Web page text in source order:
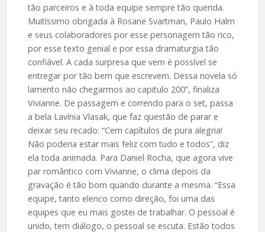
tão parceiros e à toda equipe sempre tão querida.
Muitíssimo obrigada à Rosane Svartman, Paulo Halm
e seus colaboradores por esse personagem tão rico,
por esse texto genial e por essa dramaturgia tão
confiável. A cada surpresa que vem é possível se
entregar por tão bem que escrevem. Dessa novela só
lamento não chegarmos ao capitulo 200”, finaliza
Vivianne. De passagem e correndo para o set, passa
a bela Lavínia Vlasak, que faz questão de parar e
deixar seu recado: “Cem capítulos de pura alegria!
Não poderia estar mais feliz com tudo e todos”, diz
ela toda animada. Para Daniel Rocha, que agora vive
par romântico com Vivianne, o clima depois da
gravação é tão bom quando durante a mesma. “Essa
equipe, tanto elenco como direção, foi uma das
equipes que eu mais gostei de trabalhar. O pessoal é
unido, tem diálogo, o pessoal se escuta. Estão todos